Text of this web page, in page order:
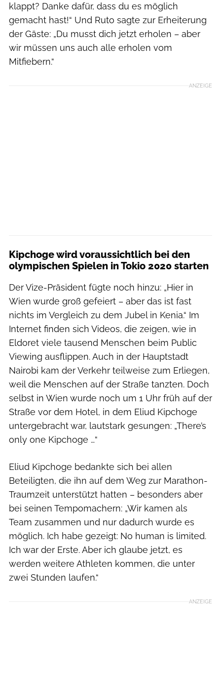
klappt? Danke dafür, dass du es möglich
gemacht hast!“ Und Ruto sagte zur Erheiterung
der Gäste: „Du musst dich jetzt erholen – aber
wir müssen uns auch alle erholen vom
Mitfiebern.“
ANZEIGE
Kipchoge wird voraussichtlich bei den
olympischen Spielen in Tokio 2020 starten
Der Vize-Präsident fügte noch hinzu: „Hier in
Wien wurde groß gefeiert – aber das ist fast
nichts im Vergleich zu dem Jubel in Kenia.“ Im
Internet finden sich Videos, die zeigen, wie in
Eldoret viele tausend Menschen beim Public
Viewing ausflippen. Auch in der Hauptstadt
Nairobi kam der Verkehr teilweise zum Erliegen,
weil die Menschen auf der Straße tanzten. Doch
selbst in Wien wurde noch um 1 Uhr früh auf der
Straße vor dem Hotel, in dem Eliud Kipchoge
untergebracht war, lautstark gesungen: „There’s
only one Kipchoge …“
Eliud Kipchoge bedankte sich bei allen
Beteiligten, die ihn auf dem Weg zur Marathon-
Traumzeit unterstützt hatten – besonders aber
bei seinen Tempomachern: „Wir kamen als
Team zusammen und nur dadurch wurde es
möglich. Ich habe gezeigt: No human is limited.
Ich war der Erste. Aber ich glaube jetzt, es
werden weitere Athleten kommen, die unter
zwei Stunden laufen.“
ANZEIGE